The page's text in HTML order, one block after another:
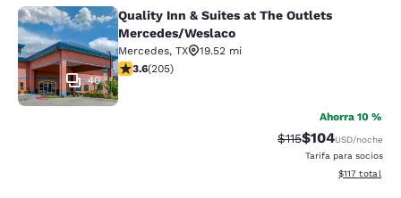
Quality Inn & Suites at The Outlets
40
Quality Inn & Suites at The Outlets
Mercedes/Weslaco
Mercedes, TX
19.52 mi
calificación de 3.56 estrellas. Bueno. 205 reseñas
3.6(205)
Ahorra 10 %
Precio tachado:
$115Precio con
$104USD/noche
Tarifa para socios
Ver detalles
$117 total